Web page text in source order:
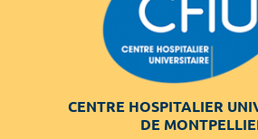
CENTRE HOSPITALIER
DE